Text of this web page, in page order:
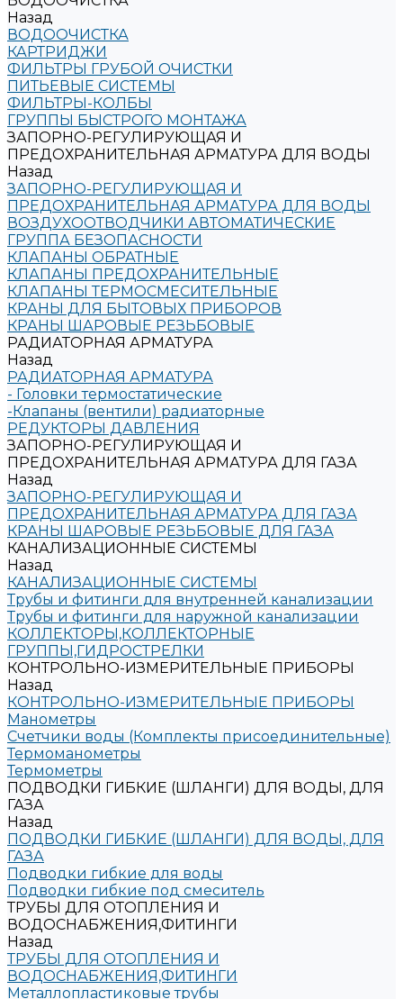
Назад
ВОДООЧИСТКА
КАРТРИДЖИ
ФИЛЬТРЫ ГРУБОЙ ОЧИСТКИ
ПИТЬЕВЫЕ СИСТЕМЫ
ФИЛЬТРЫ-КОЛБЫ
ГРУППЫ БЫСТРОГО МОНТАЖА
ЗАПОРНО-РЕГУЛИРУЮЩАЯ И
ПРЕДОХРАНИТЕЛЬНАЯ АРМАТУРА ДЛЯ ВОДЫ
Назад
ЗАПОРНО-РЕГУЛИРУЮЩАЯ И
ПРЕДОХРАНИТЕЛЬНАЯ АРМАТУРА ДЛЯ ВОДЫ
ВОЗДУХООТВОДЧИКИ АВТОМАТИЧЕСКИЕ
ГРУППА БЕЗОПАСНОСТИ
КЛАПАНЫ ОБРАТНЫЕ
КЛАПАНЫ ПРЕДОХРАНИТЕЛЬНЫЕ
КЛАПАНЫ ТЕРМОСМЕСИТЕЛЬНЫЕ
КРАНЫ ДЛЯ БЫТОВЫХ ПРИБОРОВ
КРАНЫ ШАРОВЫЕ РЕЗЬБОВЫЕ
РАДИАТОРНАЯ АРМАТУРА
Назад
РАДИАТОРНАЯ АРМАТУРА
- Головки термостатические
-Клапаны (вентили) радиаторные
РЕДУКТОРЫ ДАВЛЕНИЯ
ЗАПОРНО-РЕГУЛИРУЮЩАЯ И
ПРЕДОХРАНИТЕЛЬНАЯ АРМАТУРА ДЛЯ ГАЗА
Назад
ЗАПОРНО-РЕГУЛИРУЮЩАЯ И
ПРЕДОХРАНИТЕЛЬНАЯ АРМАТУРА ДЛЯ ГАЗА
КРАНЫ ШАРОВЫЕ РЕЗЬБОВЫЕ ДЛЯ ГАЗА
КАНАЛИЗАЦИОННЫЕ СИСТЕМЫ
Назад
КАНАЛИЗАЦИОННЫЕ СИСТЕМЫ
Трубы и фитинги для внутренней канализации
Трубы и фитинги для наружной канализации
КОЛЛЕКТОРЫ,КОЛЛЕКТОРНЫЕ
ГРУППЫ,ГИДРОСТРЕЛКИ
КОНТРОЛЬНО-ИЗМЕРИТЕЛЬНЫЕ ПРИБОРЫ
Назад
КОНТРОЛЬНО-ИЗМЕРИТЕЛЬНЫЕ ПРИБОРЫ
Манометры
Счетчики воды (Комплекты присоединительные)
Термоманометры
Термометры
ПОДВОДКИ ГИБКИЕ (ШЛАНГИ) ДЛЯ ВОДЫ, ДЛЯ
ГАЗА
Назад
ПОДВОДКИ ГИБКИЕ (ШЛАНГИ) ДЛЯ ВОДЫ, ДЛЯ
ГАЗА
Подводки гибкие для воды
Подводки гибкие под смеситель
ТРУБЫ ДЛЯ ОТОПЛЕНИЯ И
ВОДОСНАБЖЕНИЯ,ФИТИНГИ
Назад
ТРУБЫ ДЛЯ ОТОПЛЕНИЯ И
ВОДОСНАБЖЕНИЯ,ФИТИНГИ
Металлопластиковые трубы